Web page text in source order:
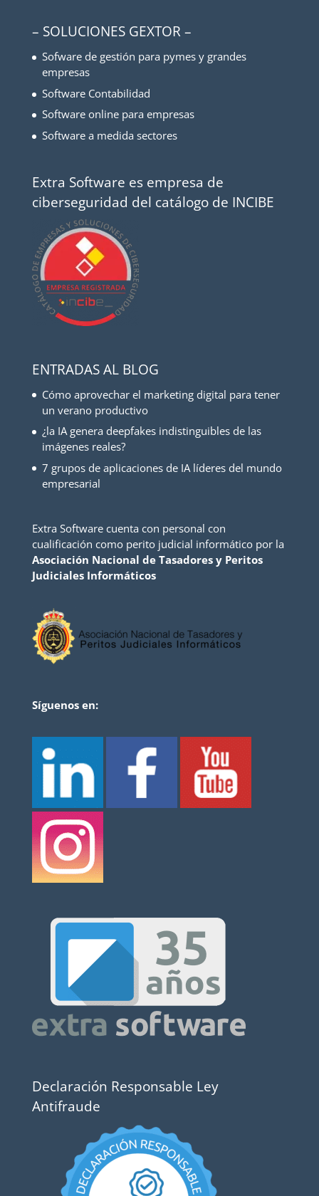
– SOLUCIONES GEXTOR –
Sofware de gestión para pymes y grandes
empresas
Software Contabilidad
Software online para empresas
Software a medida sectores
Extra Software es empresa de
ciberseguridad del catálogo de INCIBE
ENTRADAS AL BLOG
Cómo aprovechar el marketing digital para tener
un verano productivo
¿la IA genera deepfakes indistinguibles de las
imágenes reales?
7 grupos de aplicaciones de IA líderes del mundo
empresarial
Extra Software cuenta con personal con
cualificación como perito judicial informático por la
Asociación Nacional de Tasadores y Peritos
Judiciales Informáticos
Síguenos en:
Declaración Responsable Ley
Antifraude